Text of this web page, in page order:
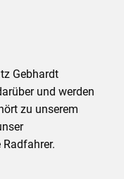
Gebhardt
und werden
zu unserem